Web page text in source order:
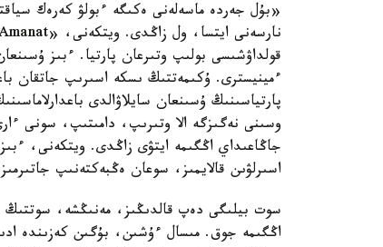
پارتياسىنىڭ ۇسىنعان سايلاۋالدى
وسىنى نەگىزگە الا وتىرىپ، دامىتىپ، سونى
جاڭاعىداي اڭگىمە ايتۋى زاڭدى. ويتكەنى،
اسىرلۋىن قالايمىز، سوعان ەڭبەكتەنىپ
سوت بيلىگى دەپ قالدىڭىز، مەنىڭشە،
اڭگىمە جوق. مىسال ءۇشىن، بۇگىن كەزىندە